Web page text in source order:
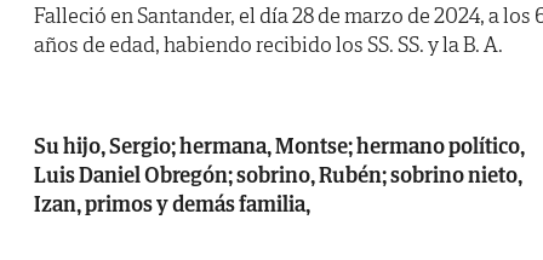
Falleció en Santander, el día 28 de marzo de 2024, a los
años de edad, habiendo recibido los SS. SS. y la B. A.
Su hijo, Sergio; hermana, Montse; hermano político,
Luis Daniel Obregón; sobrino, Rubén; sobrino nieto,
Izan, primos y demás familia,